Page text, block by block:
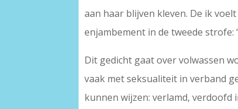
aan haar blijven kleven. De ik
enjambement in de tweede strofe:
Dit gedicht gaat over volwassen
vaak met seksualiteit in verband
kunnen wijzen: verlamd,